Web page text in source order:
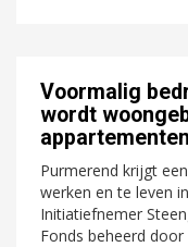
Voormalig
wordt
appartementen
Purmerend krijgt
werken en te leven
Initiatiefnemer
Fonds beheerd door